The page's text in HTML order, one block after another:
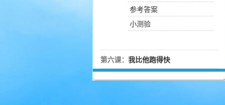
参考答案
小测验
第六课： 我比他跑得快